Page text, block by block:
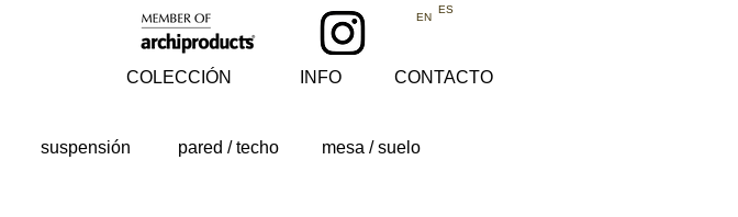
EN
ES
COLECCIÓN INFO CONTACTO
suspensión pared / techo mesa / suelo